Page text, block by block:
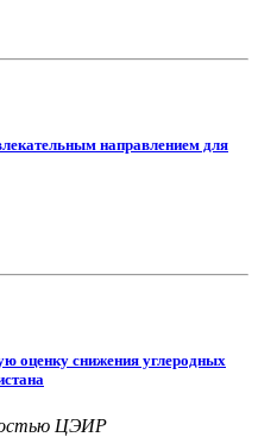
направлением для
оценку снижения углеродных
ЦЭИР